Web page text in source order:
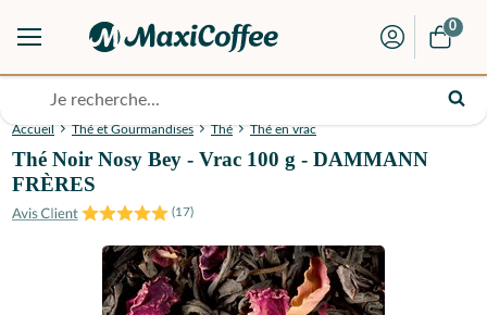
0
Accueil Thé et Gourmandises Thé Thé en vrac
Thé Noir Nosy Bey - Vrac 100 g - DAMMANN
FRÈRES
(17)